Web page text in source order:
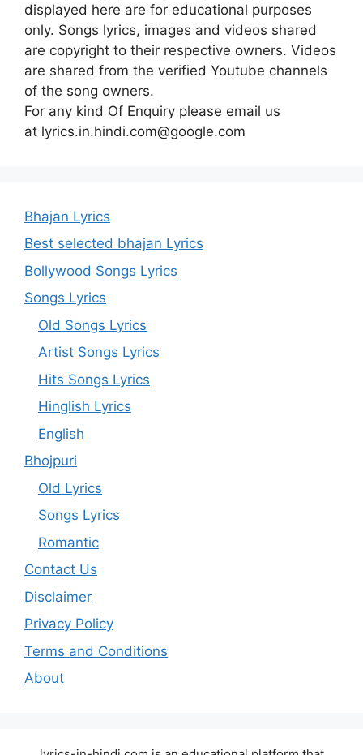
displayed here are for educational purposes
only. Songs lyrics, images and videos shared
are copyright to their respective owners. Videos
are shared from the verified Youtube channels
of the song owners.
For any kind Of Enquiry please email us
at lyrics.in.hindi.com@google.com
Bhajan Lyrics
Best selected bhajan Lyrics
Bollywood Songs Lyrics
Songs Lyrics
Old Songs Lyrics
Artist Songs Lyrics
Hits Songs Lyrics
Hinglish Lyrics
English
Bhojpuri
Old Lyrics
Songs Lyrics
Romantic
Contact Us
Disclaimer
Privacy Policy
Terms and Conditions
About